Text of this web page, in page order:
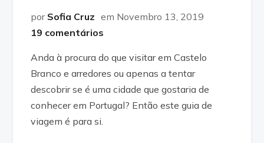
por Sofia Cruz em Novembro 13, 2019
19 comentários
Anda à procura do que visitar em Castelo
Branco e arredores ou apenas a tentar
descobrir se é uma cidade que gostaria de
conhecer em Portugal? Então este guia de
viagem é para si.